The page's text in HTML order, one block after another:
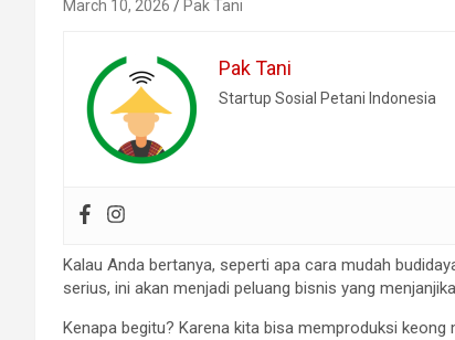
March 10, 2026 Pak Tani
Pak Tani
Startup Sosial Petani Indonesia
Kalau Anda bertanya, seperti apa cara mudah
serius, ini akan menjadi peluang bisnis yang
Kenapa begitu? Karena kita bisa memproduksi